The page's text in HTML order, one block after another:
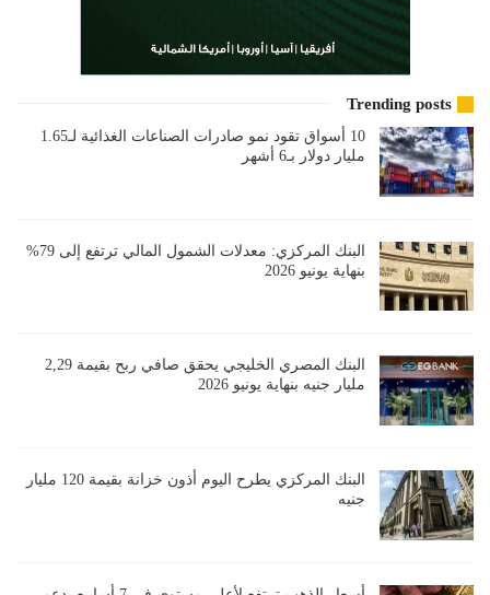
Trending posts
10 أسواق تقود نمو صادرات الصناعات الغذائية لـ1.65
مليار دولار بـ6 أشهر
البنك المركزي: معدلات الشمول المالي ترتفع إلى 79%
بنهاية يونيو 2026
البنك المصري الخليجي يحقق صافي ربح بقيمة 2,29
مليار جنيه بنهاية يونيو 2026
البنك المركزي يطرح اليوم أذون خزانة بقيمة 120 مليار
جنيه